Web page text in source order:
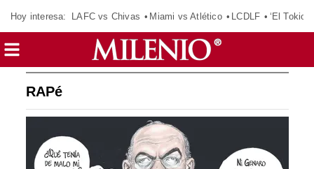
Hoy interesa: LAFC vs Chivas Miami vs Atlético LCDLF ‘El Tokio’
RAPé